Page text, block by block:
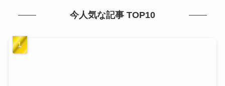
今人気な記事 TOP10